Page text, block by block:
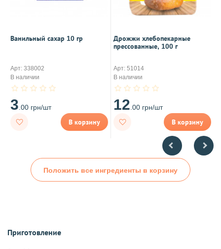
Ванильный сахар 10 гр
Арт: 338002
В наличии
3.00 грн/шт
В корзину
Дрожжи хлебопекарные
прессованные, 100 г
Арт: 51014
В наличии
12.00 грн/шт
В корзину
Положить все ингредиенты в корзину
Приготовление